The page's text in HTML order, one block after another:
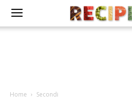
Home Secondi